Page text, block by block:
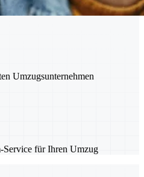
Umzugsunternehmen
Service für Ihren Umzug